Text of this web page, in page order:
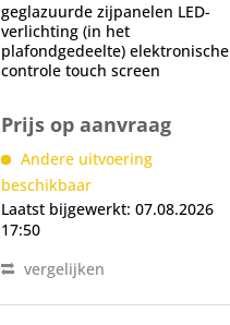
geglazuurde zijpanelen LED-
verlichting (in het
plafondgedeelte) elektronische
controle touch screen
Prijs op aanvraag
Andere uitvoering
beschikbaar
Laatst bijgewerkt: 07.08.2026
17:50
vergelijken